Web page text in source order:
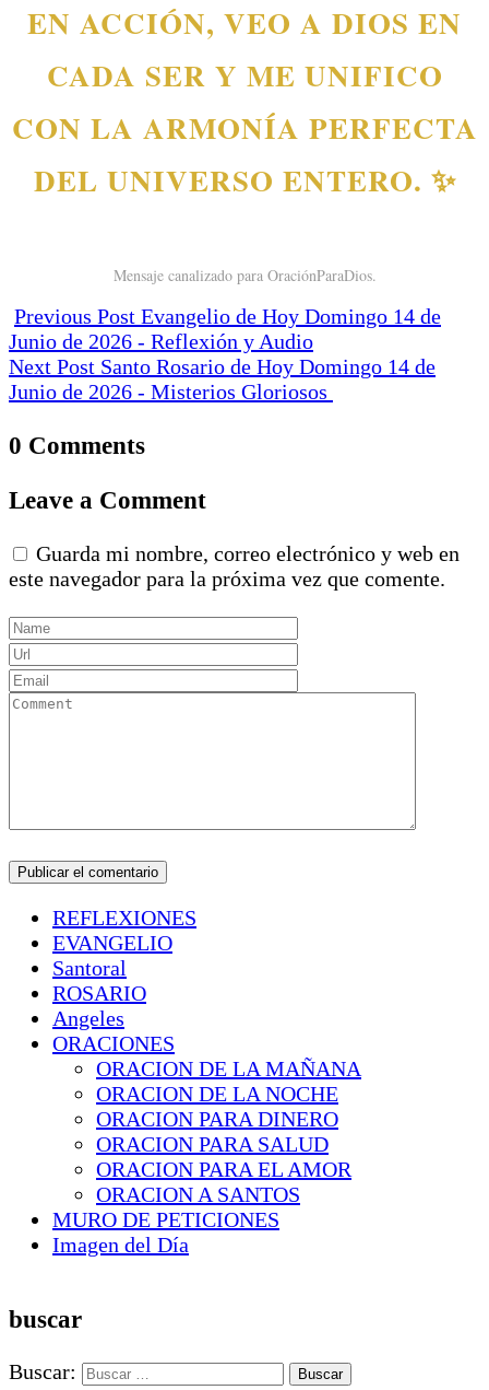
EN ACCIÓN, VEO A DIOS EN
CADA SER Y ME UNIFICO
CON LA ARMONÍA PERFECTA
DEL UNIVERSO ENTERO. ✨
Mensaje canalizado para OraciónParaDios.
Previous Post Evangelio de Hoy Domingo 14 de
Junio de 2026 - Reflexión y Audio
Next Post Santo Rosario de Hoy Domingo 14 de
Junio de 2026 - Misterios Gloriosos
0 Comments
Leave a Comment
Guarda mi nombre, correo electrónico y web en
este navegador para la próxima vez que comente.
REFLEXIONES
EVANGELIO
Santoral
ROSARIO
Angeles
ORACIONES
ORACION DE LA MAÑANA
ORACION DE LA NOCHE
ORACION PARA DINERO
ORACION PARA SALUD
ORACION PARA EL AMOR
ORACION A SANTOS
MURO DE PETICIONES
Imagen del Día
buscar
Buscar: